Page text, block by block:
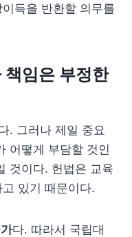
득을 반환할 의무를
책임은 부정한
. 그러나 제일 중요
어떻게 부담할 것인
것이다. 헌법은 교육
있기 때문이다.
다. 따라서 국립대